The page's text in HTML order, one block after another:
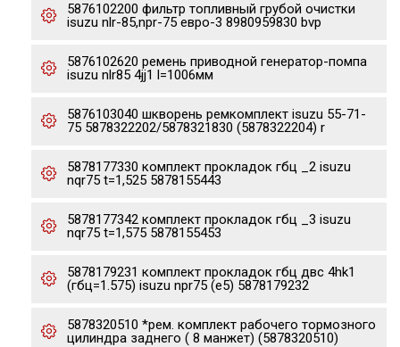
5876102200 фильтр топливный грубой очистки
isuzu nlr-85,npr-75 евро-3 8980959830 bvp
5876102620 ремень приводной генератор-помпа
isuzu nlr85 4jj1 l=1006мм
5876103040 шкворень ремкомплект isuzu 55-71-
75 5878322202/5878321830 (5878322204) r
5878177330 комплект прокладок гбц _2 isuzu
nqr75 t=1,525 5878155443
5878177342 комплект прокладок гбц _3 isuzu
nqr75 t=1,575 5878155453
5878179231 комплект прокладок гбц двс 4hk1
(гбц=1.575) isuzu npr75 (e5) 5878179232
5878320510 *рем. комплект рабочего тормозного
цилиндра заднего ( 8 манжет) (5878320510)